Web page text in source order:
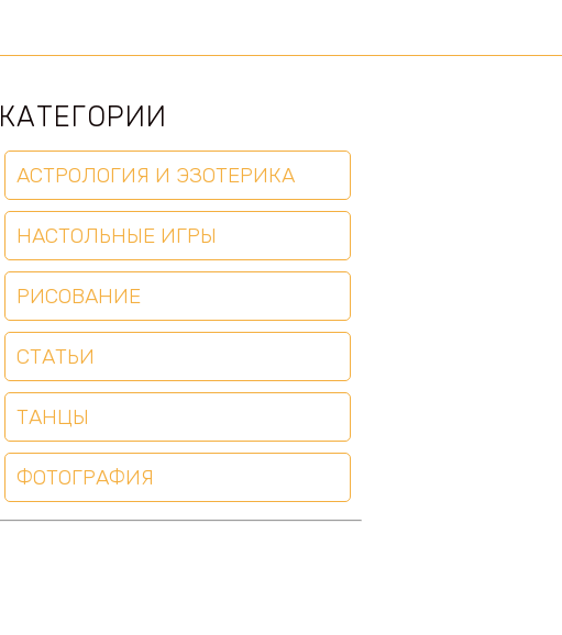
КАТЕГОРИИ
АСТРОЛОГИЯ И ЭЗОТЕРИКА
НАСТОЛЬНЫЕ ИГРЫ
РИСОВАНИЕ
СТАТЬИ
ТАНЦЫ
ФОТОГРАФИЯ